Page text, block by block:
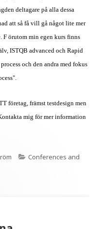
deltagare på alla dessa
att så få vill gå något lite mer
F örutom min egen kurs finns
ISTQB advanced och Rapid
och den andra med fokus
företag, främst testdesign men
mig för mer information
Kategorier
Conferences and